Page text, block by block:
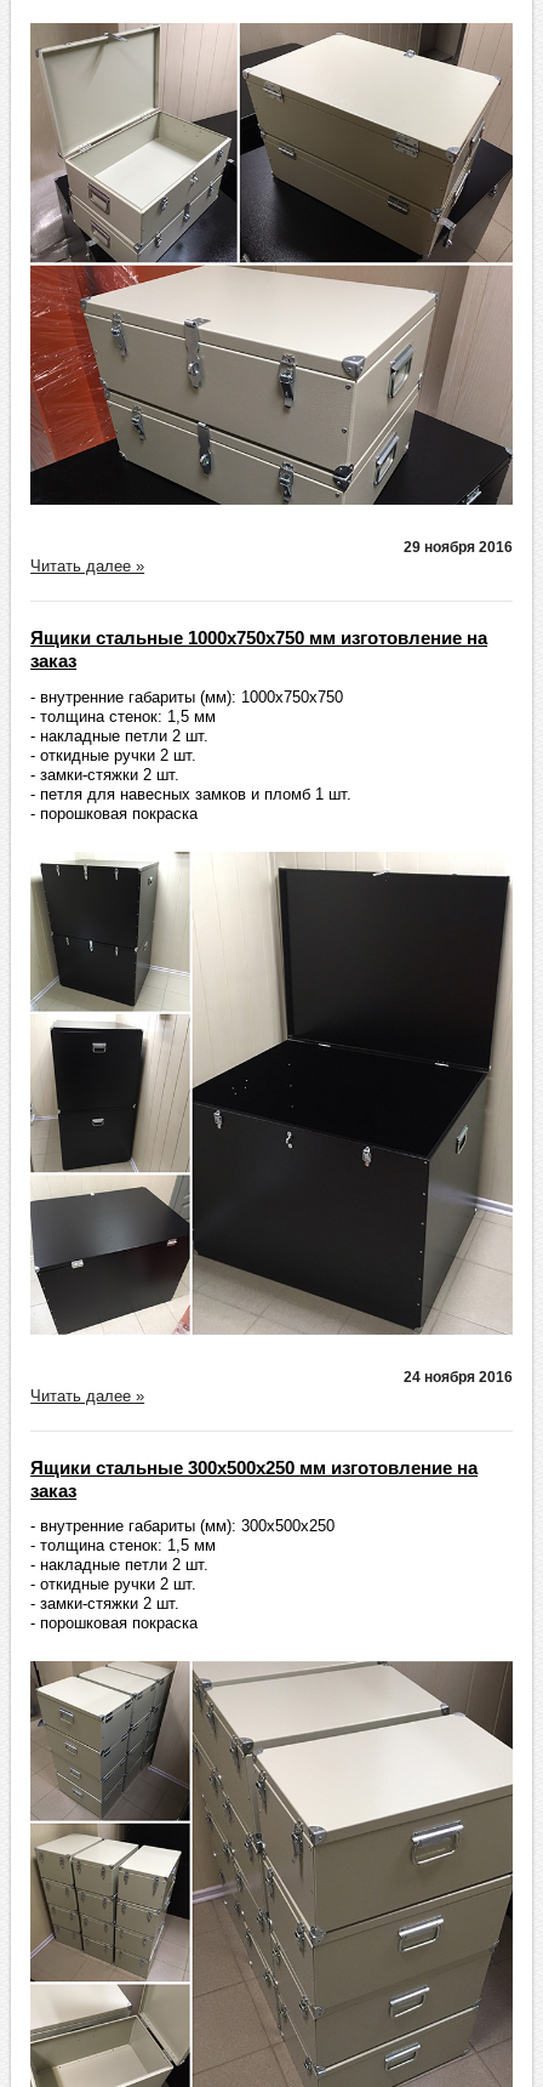
29 ноября 2016
Читать далее »
Ящики стальные 1000х750х750 мм изготовление на
заказ
- внутренние габариты (мм): 1000х750х750
- толщина стенок: 1,5 мм
- накладные петли 2 шт.
- откидные ручки 2 шт.
- замки-стяжки 2 шт.
- петля для навесных замков и пломб 1 шт.
- порошковая покраска
24 ноября 2016
Читать далее »
Ящики стальные 300х500х250 мм изготовление на
заказ
- внутренние габариты (мм): 300х500х250
- толщина стенок: 1,5 мм
- накладные петли 2 шт.
- откидные ручки 2 шт.
- замки-стяжки 2 шт.
- порошковая покраска